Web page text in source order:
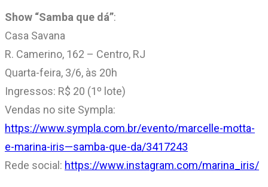
Show “Samba que dá”:
Casa Savana
R. Camerino, 162 – Centro, RJ
Quarta-feira, 3/6, às 20h
Ingressos: R$ 20 (1º lote)
Vendas no site Sympla:
https://www.sympla.com.br/evento/marcelle-motta-
e-marina-iris—samba-que-da/3417243
Rede social: https://www.instagram.com/marina_iris/